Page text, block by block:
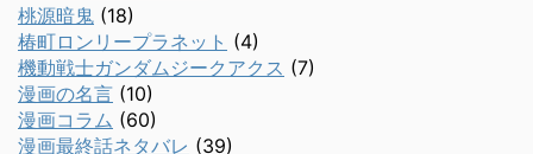
桃源暗鬼 (18)
椿町ロンリープラネット (4)
機動戦士ガンダムジークアクス (7)
漫画の名言 (10)
漫画コラム (60)
漫画最終話ネタバレ (39)